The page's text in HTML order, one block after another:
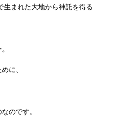
生まれた大地から神託を得る
に、
のです。